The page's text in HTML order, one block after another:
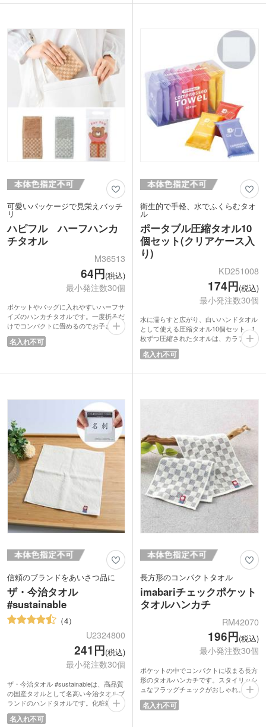
かがでしょうか。
小ぶりなのでお子さまも受け取りやす
にぴったり！本体色に合わせた化粧箱の
カラーになっているのもこだわりポイン
可愛いパッケージで見栄えバッチ
リ
ハピフル ハーフハンカ
チタオル
M36513
64円(税込)
最小発注数30個
ポケットやバッグに入れやすいハーフサ
イズのハンカチタオルです。一度折るだ
けでコンパクトに畳めるのでお子さま用
としても使いやすく、持ち歩きにも便
利。
描かれた手さげパッケージ入りで、見た
名入れ不可
衛生的で手軽、水でふくらむタオ
ル
ポータブル圧縮タオル10
個セット(クリアケース入
り)
KD251008
174円(税込)
最小発注数30個
水に濡らすと広がり、白いハンドタオル
として使える圧縮タオル10個セット。1
枚ずつ圧縮されたタオルは、カラフルな
個包装入り。ポーチやリュックのポケッ
トにすっきり収まります。防災グッズと
ドアに持って行ったり、普段のバッグに
名入れ不可
信頼のブランドをあいさつ品に
ザ・今治タオル
#sustainable
4
U2324800
241円(税込)
最小発注数30個
ザ・今治タオル #sustainableは、高品質
の国産タオルとして名高い今治タオルブ
ランドのハンドタオルです。化粧箱には
名刺が挿せる切り込みが入っていて、あ
いさつ品にピッタリ。
名入れ不可
長方形のコンパクトタオル
imabariチェックポケット
タオルハンカチ
RM42070
196円(税込)
最小発注数30個
ポケットの中でコンパクトに収まる長方
形のタオルハンカチです。スタイリッシ
ュなフラッグチェックがおしゃれ。落ち
着いた色味のブラウンとグレーの2色取
混ぜでお届けします。高品質で実用的な
名入れ不可